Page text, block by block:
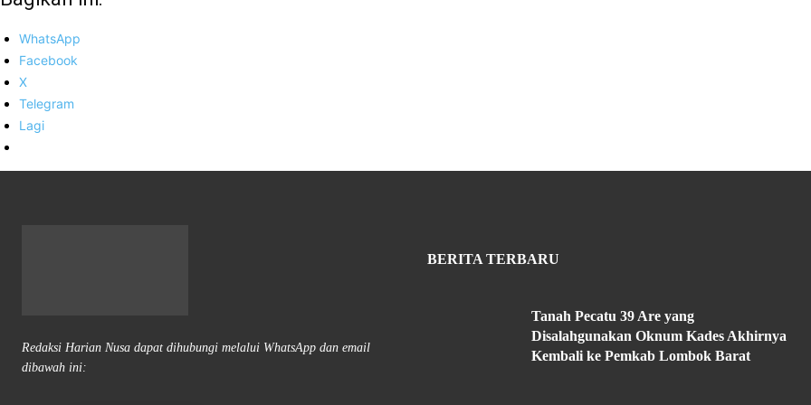
WhatsApp
Facebook
X
Telegram
Lagi
Redaksi Harian Nusa dapat dihubungi melalui WhatsApp dan email
dibawah ini:
BERITA TERBARU
Tanah Pecatu 39 Are yang
Disalahgunakan Oknum Kades Akhirnya
Kembali ke Pemkab Lombok Barat